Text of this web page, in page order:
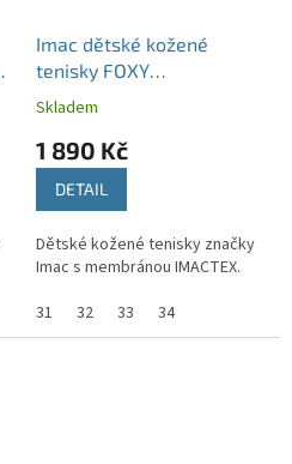
Imac dětské kožené
tenisky FOXY
282338.7030.006 modré
Skladem
1 890 Kč
DETAIL
Dětské kožené tenisky značky
Imac s membránou IMACTEX.
31
32 33 34